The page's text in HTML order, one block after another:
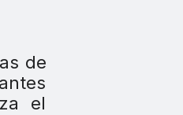
de
el